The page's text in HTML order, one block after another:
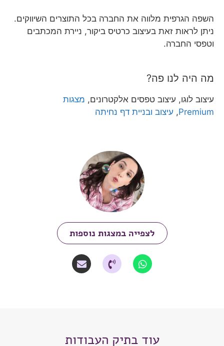
השפה הגרפית מלווה את החברה בכל התוצרים השיווקים.
ניתן לראות זאת בעיצוב כרטיס ביקור, ניירת המכתבים
וטפסי החברה.
מה היה לנו פה?
עיצוב לוגו, עיצוב טפסים אלקטרונים, מצגות
Premium
, עיצוב ובניית דף נחיתה
לצפייה במצגות נוספות
עוד בתיק העבודות